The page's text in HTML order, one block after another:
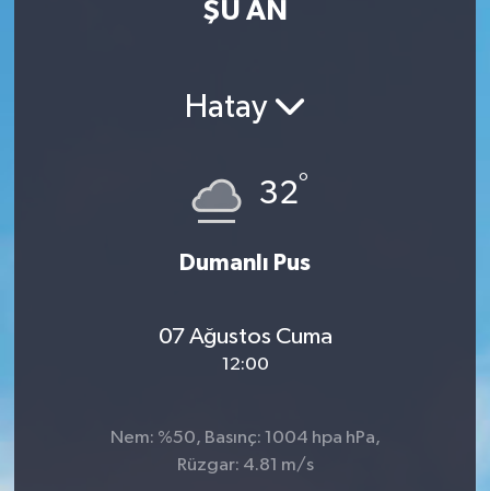
ŞU AN
Hatay
32°
Dumanlı Pus
07 Ağustos Cuma
12:00
Nem: %50, Basınç: 1004 hpa hPa,
Rüzgar: 4.81 m/s